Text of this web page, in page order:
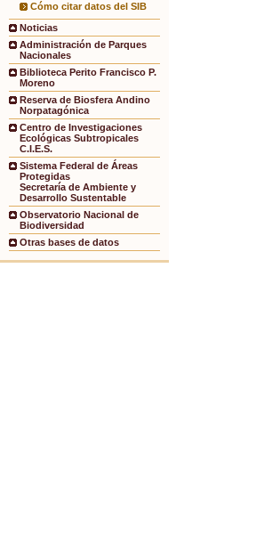
Cómo citar datos del SIB
Noticias
Administración de Parques
Nacionales
Biblioteca Perito Francisco P.
Moreno
Reserva de Biosfera Andino
Norpatagónica
Centro de Investigaciones
Ecológicas Subtropicales
C.I.E.S.
Sistema Federal de Áreas
Protegidas
Secretaría de Ambiente y
Desarrollo Sustentable
Observatorio Nacional de
Biodiversidad
Otras bases de datos